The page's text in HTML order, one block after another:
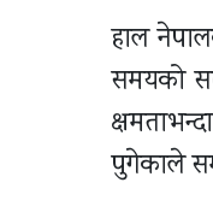
हाल
समयको
पुगेकाले